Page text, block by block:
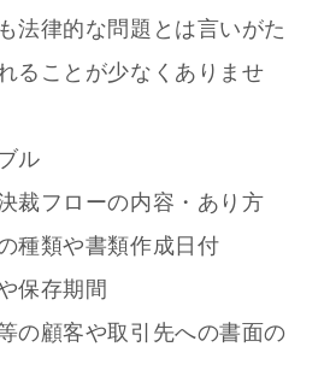
法律的な問題とは言いがた
ることが少なくありませ
ル
裁フローの内容・あり方
種類や書類作成日付
保存期間
の顧客や取引先への書面の